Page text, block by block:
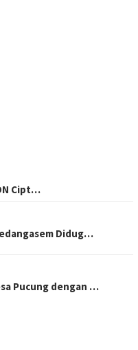
Cipt…
Didug…
Pucung dengan …